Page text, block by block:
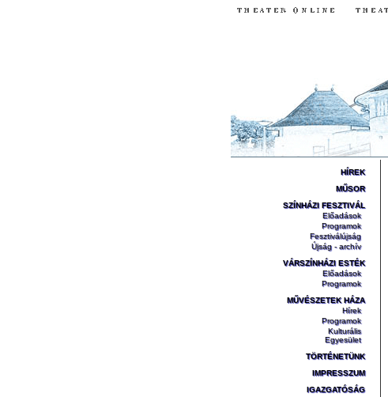
HÍREK
MŰSOR
SZÍNHÁZI FESZTIVÁL
Előadások
Programok
Fesztiválújság
Újság - archív
VÁRSZÍNHÁZI ESTÉK
Előadások
Programok
MŰVÉSZETEK HÁZA
Hírek
Programok
Kulturális
Egyesület
TÖRTÉNETÜNK
IMPRESSZUM
IGAZGATÓSÁG